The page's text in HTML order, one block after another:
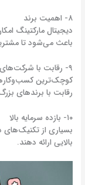
۸- اهمیت برند
دیجیتال مارکتینگ
باعث می‌شود تا
۹- رقابت با شرکت‌های بزرگ
کوچک‌ترین کسب‌و‌کارها
رقابت با برندهای
۱۰- بازده سرمایه بالا
بسیاری از تکنیک‌های
بالایی ارائه دهند.